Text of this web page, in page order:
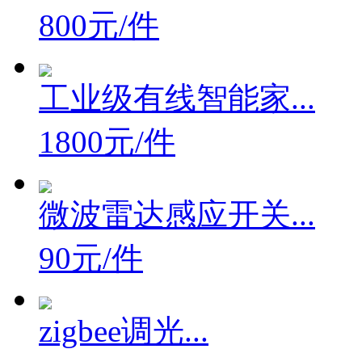
800元/件
工业级有线智能家...
1800元/件
微波雷达感应开关...
90元/件
zigbee调光...